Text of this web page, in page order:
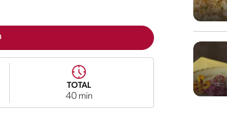
TOTAL
40 min